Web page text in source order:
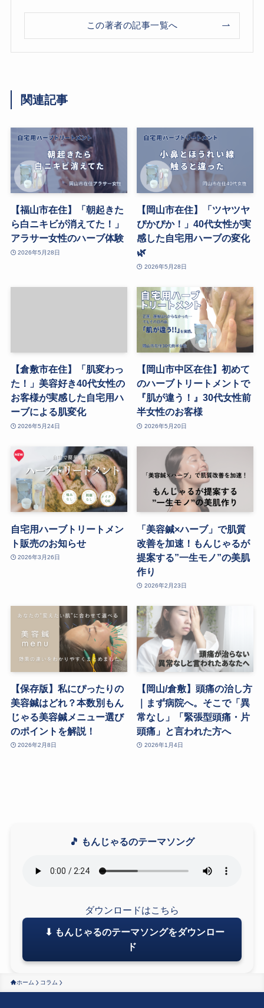
この著者の記事一覧へ
関連記事
【福山市在住】「朝起きた
ら白ニキビが消えてた！」
アラサー女性のハーブ体験
2026年5月28日
【岡山市在住】「ツヤツヤ
ぴかぴか！」40代女性が実
感した自宅用ハーブの変化
🌿
2026年5月28日
【倉敷市在住】「肌変わっ
た！」美容好き40代女性の
お客様が実感した自宅用ハ
ーブによる肌変化
2026年5月24日
【岡山市中区在住】初めて
のハーブトリートメントで
『肌が違う！』30代女性前
半女性のお客様
2026年5月20日
自宅用ハーブトリートメン
ト販売のお知らせ
2026年3月26日
「美容鍼×ハーブ」で肌質
改善を加速！もんじゃるが
提案する”一生モノ”の美肌
作り
2026年2月23日
【保存版】私にぴったりの
美容鍼はどれ？本数別もん
じゃる美容鍼メニュー選び
のポイントを解説！
2026年2月8日
【岡山/倉敷】頭痛の治し方
｜まず病院へ。そこで「異
常なし」「緊張型頭痛・片
頭痛」と言われた方へ
2026年1月4日
🎵 もんじゃるのテーマソング
ダウンロードはこちら
⬇ もんじゃるのテーマソングをダウンロー
ド
ホーム コラム